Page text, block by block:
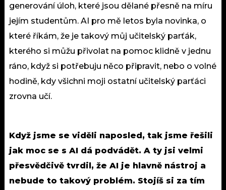
generování úloh, které jsou dělané přesně na míru
jejím studentům. AI pro mě letos byla novinka, o
které říkám, že je takový můj učitelský parťák,
kterého si můžu přivolat na pomoc klidně v jednu
ráno, když si potřebuju něco připravit, nebo o volné
hodině, kdy všichni moji ostatní učitelský parťáci
zrovna učí.
Když jsme se viděli naposled, tak jsme řešili
jak moc se s AI dá podvádět. A ty jsi velmi
přesvědčivě tvrdil, že AI je hlavně nástroj a
nebude to takový problém. Stojíš si za tím